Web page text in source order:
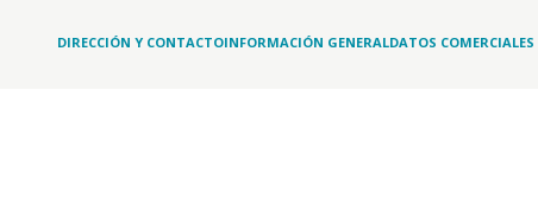
DIRECCIÓN Y CONTACTOINFORMACIÓN GENERALDATOS COMERCIALES